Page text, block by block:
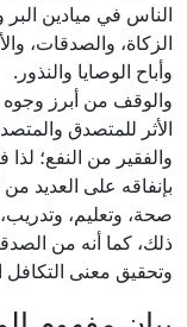
الناس في ميادين
الزكاة، والصدقات،
وأباح الوصايا والنذور.
والوقف من أبرز وجوه
الأثر للمتصدق
والفقير من النفع؛ لذا
بإنفاقه على العديد
صحة، وتعليم،
ذلك، كما أنه من
وتحقيق معنى التكافل